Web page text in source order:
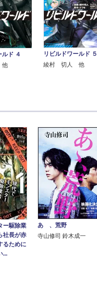
ルド ４
リビルドワールド ５
綾村 切人 他
ー駆除業
社長が赤
るために
...
あゝ、荒野
寺山修司 鈴木成一